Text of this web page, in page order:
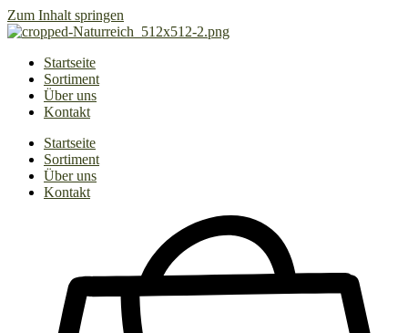
Zum Inhalt springen
Startseite
Sortiment
Über uns
Kontakt
Startseite
Sortiment
Über uns
Kontakt